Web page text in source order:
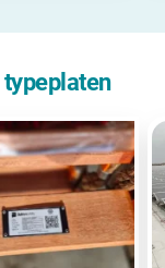
typeplaten